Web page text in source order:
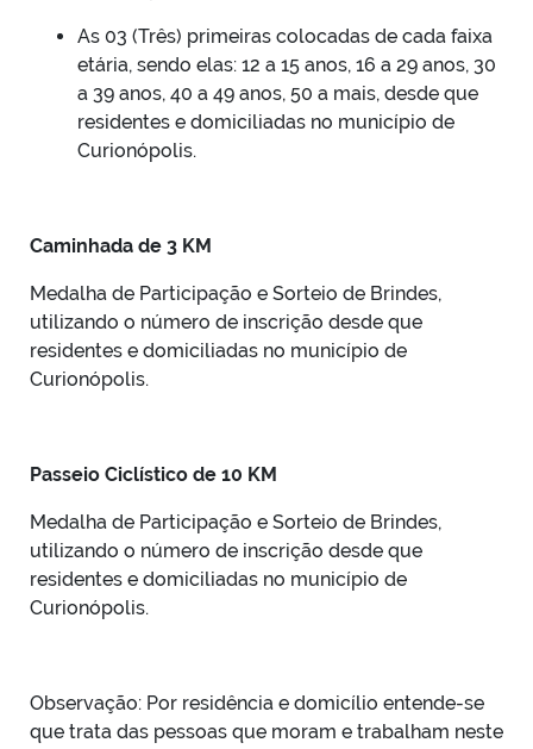
As 03 (Três) primeiras colocadas de cada faixa
etária, sendo elas: 12 a 15 anos, 16 a 29 anos, 30
a 39 anos, 40 a 49 anos, 50 a mais, desde que
residentes e domiciliadas no município de
Curionópolis.
Caminhada de 3 KM
Medalha de Participação e Sorteio de Brindes,
utilizando o número de inscrição desde que
residentes e domiciliadas no município de
Curionópolis.
Passeio Ciclístico de 10 KM
Medalha de Participação e Sorteio de Brindes,
utilizando o número de inscrição desde que
residentes e domiciliadas no município de
Curionópolis.
Observação: Por residência e domicílio entende-se
que trata das pessoas que moram e trabalham neste